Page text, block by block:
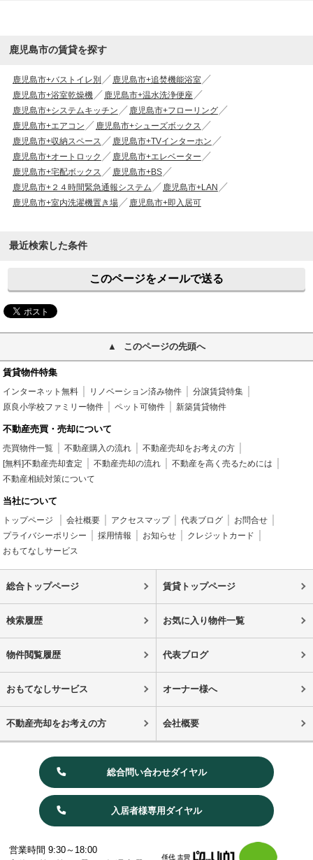
鹿児島市の賃貸を探す
鹿児島市+バストイレ別
鹿児島市+追焚機能浴室
鹿児島市+浴室乾燥機
鹿児島市+温水洗浄便座
鹿児島市+システムキッチン
鹿児島市+フローリング
鹿児島市+エアコン
鹿児島市+シューズボックス
鹿児島市+収納スペース
鹿児島市+TVインターホン
鹿児島市+オートロック
鹿児島市+エレベーター
鹿児島市+宅配ボックス
鹿児島市+BS
鹿児島市+２４時間緊急通報システム
鹿児島市+LAN
鹿児島市+室内洗濯機置き場
鹿児島市+即入居可
最近検索した条件
このページをメールで送る
このページの先頭へ
賃貸物件特集
インターネット無料 リノベーション済み物件
分譲賃貸特集
原良小学校ファミリー物件
ペット可物件 新築賃貸物件
不動産売買・売却について
売買物件一覧 不動産購入の流れ
不動産売却をお考えの方
[無料]不動産売却査定
不動産売却の流れ
不動産を高く売るためには
不動産相続対策について
当社について
トップページ 会社概要 アクセスマップ 代表ブログ
お問合せ
プライバシーポリシー
採用情報 お知らせ
クレジットカード
おもてなしサービス
総合トップページ 賃貸トップページ
検索履歴 お気に入り物件一覧
物件閲覧履歴 代表ブログ
おもてなしサービス オーナー様へ
不動産売却をお考えの方 会社概要
総合問い合わせダイヤル
入居者様専用ダイヤル
営業時間 9:30～18:00